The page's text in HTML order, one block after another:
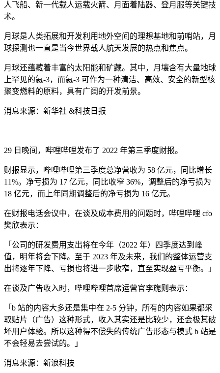
人飞船、新一代载人运载火箭、月面着陆器、登月服等关键技
术。
月球是人类拓展和开发利用地外空间的理想基地和前哨站，月
球探测也一直是当今世界载人航天发展的热点和焦点。
月球还蕴藏着丰富的太阳能和矿藏。其中，月壤含有大量地球
上罕见的氦-3，而氦-3 可作为一种清洁、高效、安全的新型核
聚变燃料的原料，具有广阔的开发前景。
消息来源：新华社 &科技日报
29 日晚间，哔哩哔哩发布了 2022 年第三季度财报。
财报显示，哔哩哔哩第三季度总净营收为 58 亿元，同比增长
11%。净亏损为 17 亿元，同比收窄 36%，调整后的净亏损为
18 亿元，而上年同期调整后的净亏损为 16 亿元。
在财报电话会议中，在谈及成本费用的问题时，哔哩哔哩 cfo
樊欣表示：
「公司的研发费用支出将在今年（2022 年）四季度达到峰
值，明年将会下降。至于 2023 年及未来，我们的整体运营支
出将逐年下降、亏损也将进一步收窄，直至实现盈亏平衡。」
在谈及广告收入时，哔哩哔哩首席运营官李旎则表示：
「b 站的内容大多还是集中在 2-5 分钟，所有的内容如果都采
取贴片（广告）这种形式，收入其实还是比较少，还会极其破
坏用户体验。所以这种得不偿失的传统广告形态与模式 b 站是
不会轻易去尝试的。」
消息来源：新浪科技